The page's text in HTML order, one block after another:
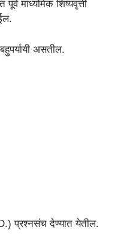
माध्यमिक शिष्यवृत्ती
असतील.
प्रश्नसंच देण्यात येतील.